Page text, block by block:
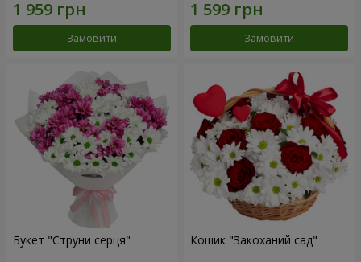
Замовити Замовити
Букет "Струни серця" Кошик "Закоханий сад"